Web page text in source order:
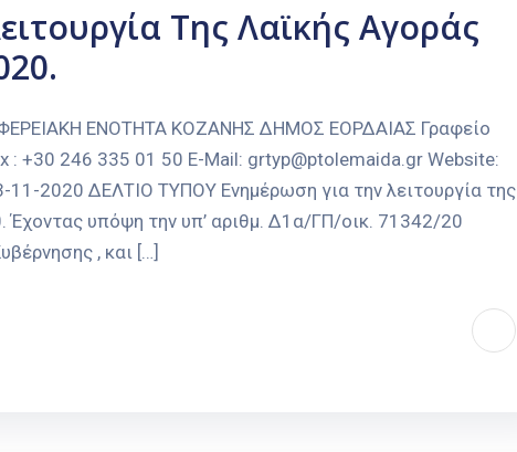
Της Λαϊκής Αγοράς
ΕΝΟΤΗΤΑ ΚΟΖΑΝΗΣ ΔΗΜΟΣ ΕΟΡΔΑΙΑΣ Γραφείο
+30 246 335 01 50 E-Mail: grtyp@ptolemaida.gr Website:
2020 ΔΕΛΤΙΟ ΤΥΠΟΥ Ενημέρωση για την λειτουργία της
Έχοντας υπόψη την υπ’ αριθμ. Δ1α/ΓΠ/οικ. 71342/20
, και […]